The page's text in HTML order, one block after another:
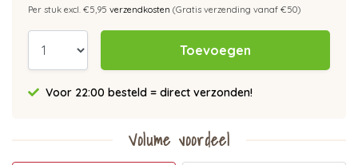
Per stuk excl. €5,95 verzendkosten (Gratis verzending vanaf €50)
Toevoegen
Voor 22:00 besteld = direct verzonden!
Volume voordeel